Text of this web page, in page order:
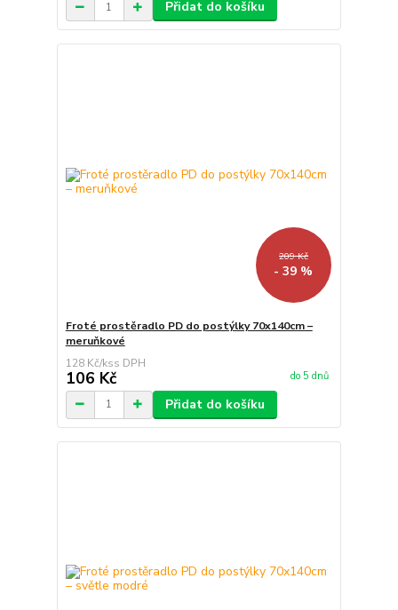
Přidat do košíku
209 Kč
- 39 %
Froté prostěradlo PD do postýlky 70x140cm –
meruňkové
128 Kč/ks
106 Kč do 5 dnů
Přidat do košíku